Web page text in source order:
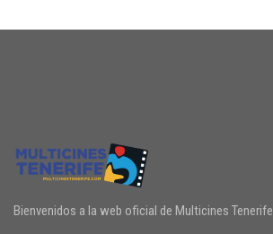
Bienvenidos a la web oficial de Multicines Tenerife